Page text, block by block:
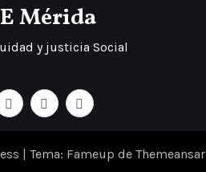
Mérida
y justicia Social
| Tema: Fameup de Themeansar